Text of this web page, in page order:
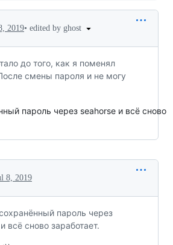
2019• edited by ghost
до того, как я поменял
смены пароля и не могу
пароль через seahorse и всё сново
8, 2019
пароль через
всё сново заработает.